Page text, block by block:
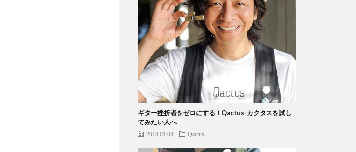
ギター挫折者をゼロにする！Qactus-カクタスを試し
てみたい人へ
2018.01.04 Qactus